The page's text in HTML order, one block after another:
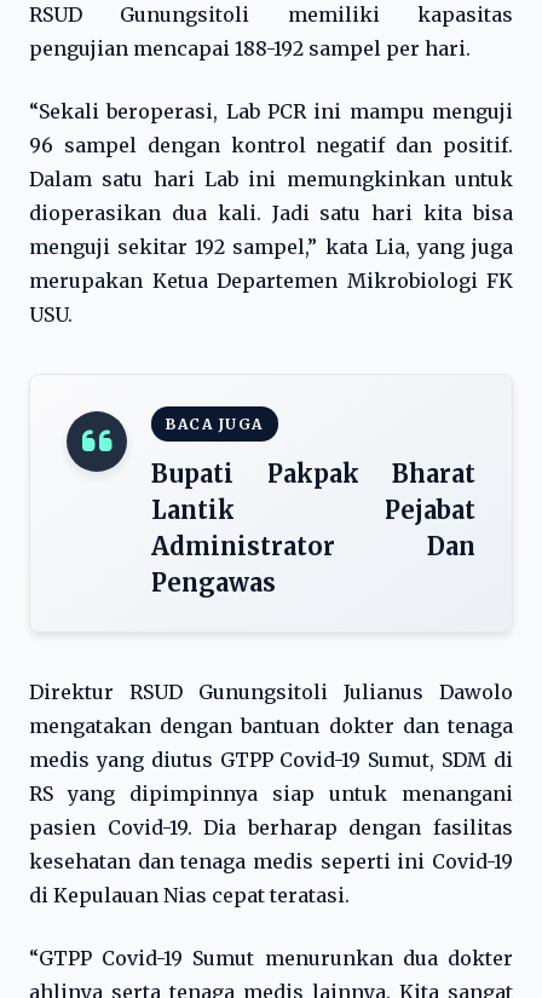
RSUD Gunungsitoli memiliki kapasitas
pengujian mencapai 188-192 sampel per hari.
“Sekali beroperasi, Lab PCR ini mampu menguji
96 sampel dengan kontrol negatif dan positif.
Dalam satu hari Lab ini memungkinkan untuk
dioperasikan dua kali. Jadi satu hari kita bisa
menguji sekitar 192 sampel,” kata Lia, yang juga
merupakan Ketua Departemen Mikrobiologi FK
USU.
BACA JUGA
Bupati Pakpak Bharat
Lantik Pejabat
Administrator Dan
Pengawas
Direktur RSUD Gunungsitoli Julianus Dawolo
mengatakan dengan bantuan dokter dan tenaga
medis yang diutus GTPP Covid-19 Sumut, SDM di
RS yang dipimpinnya siap untuk menangani
pasien Covid-19. Dia berharap dengan fasilitas
kesehatan dan tenaga medis seperti ini Covid-19
di Kepulauan Nias cepat teratasi.
“GTPP Covid-19 Sumut menurunkan dua dokter
ahlinya serta tenaga medis lainnya. Kita sangat